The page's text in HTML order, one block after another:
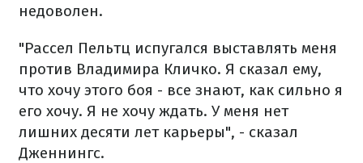
недоволен.
"Рассел Пельтц испугался выставлять меня
против Владимира Кличко. Я сказал ему,
что хочу этого боя - все знают, как сильно я
его хочу. Я не хочу ждать. У меня нет
лишних десяти лет карьеры", - сказал
Дженнингс.